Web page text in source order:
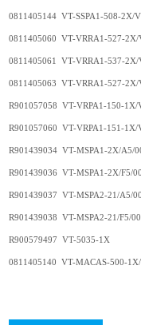
0811405144 VT-SSPA1-508-2X/
0811405060 VT-VRRA1-527-2X/
0811405061 VT-VRRA1-537-2X/
0811405063 VT-VRRA1-527-2X/
R901057058 VT-VRPA1-150-1X/
R901057060 VT-VRPA1-151-1X/
R901439034 VT-MSPA1-2X/A5/
R901439036 VT-MSPA1-2X/F5/
R901439037 VT-MSPA2-21/A5/
R901439038 VT-MSPA2-21/F5/
R900579497 VT-5035-1X
0811405140 VT-MACAS-500-